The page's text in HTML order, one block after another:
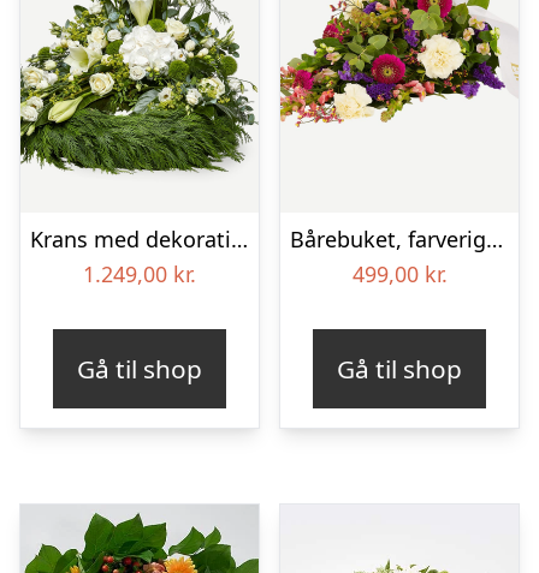
Krans med dekoration i klassisk stil – creme
1.249,00 kr.
Gå til shop
Bårebuket, farverig (Floristens kreative valg) med bånd
499,00 kr.
Gå til shop